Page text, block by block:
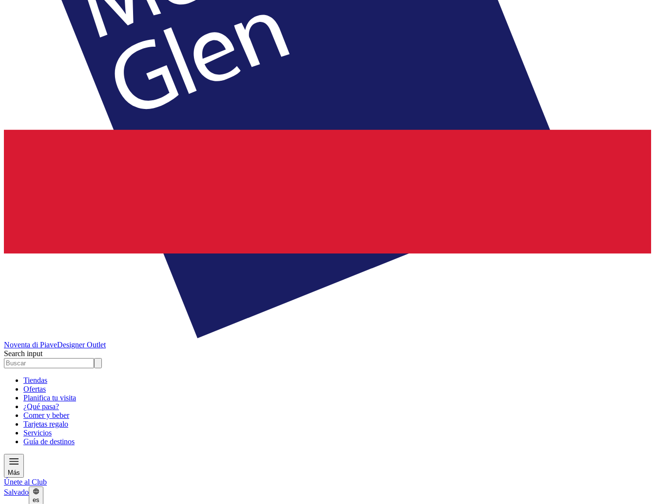
Noventa di PiaveDesigner Outlet
Search input
Tiendas
Ofertas
Planifica tu visita
¿Qué pasa?
Comer y beber
Tarjetas regalo
Servicios
Guía de destinos
Más
Únete al Club
Salvado
es